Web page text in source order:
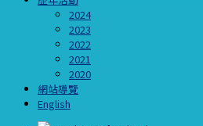
2024
2023
2022
2021
2020
網站導覽
English